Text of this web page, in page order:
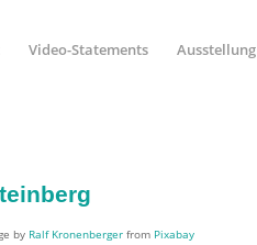
Video-Statements Ausstellung
by Ralf Kronenberger from Pixabay